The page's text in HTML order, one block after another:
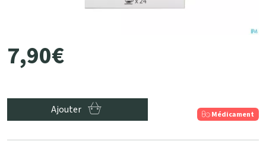
7,90€
Ajouter Médicament